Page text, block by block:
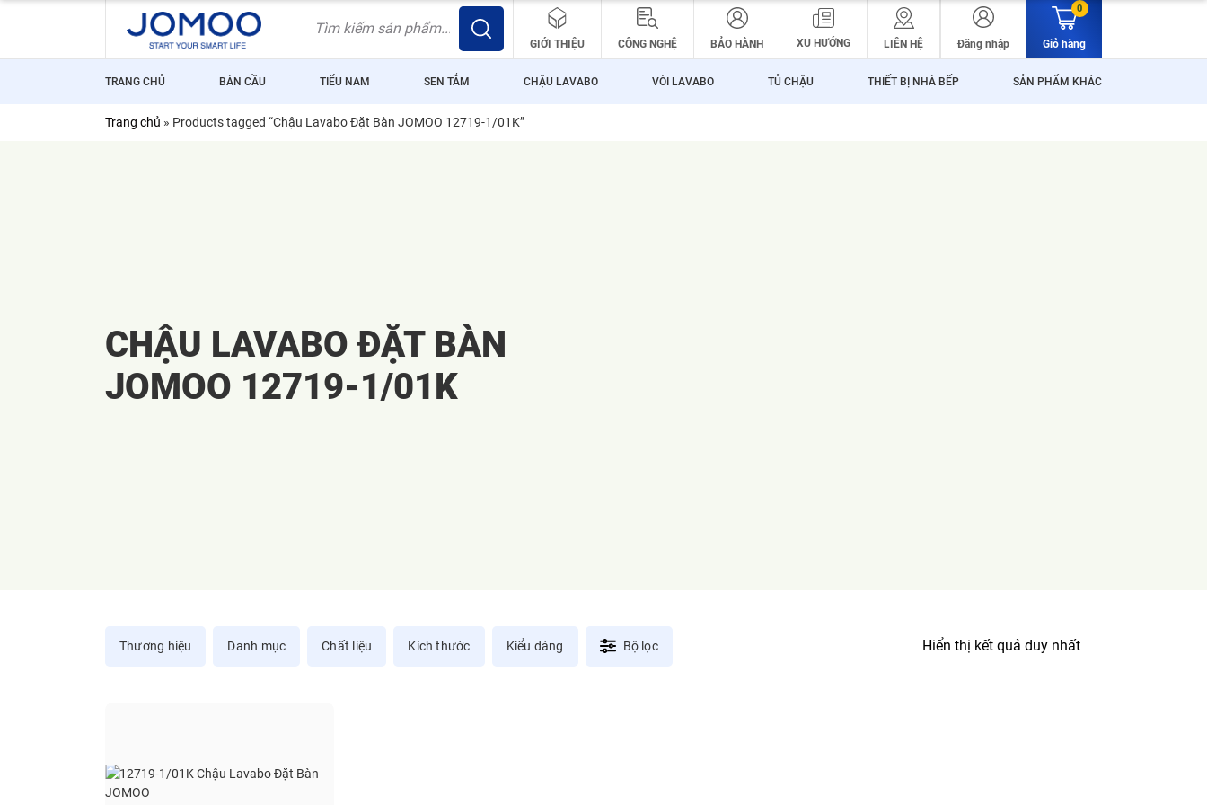
GIỚI THIỆU CÔNG NGHỆ BẢO HÀNH XU HƯỚNG LIÊN HỆ Đăng nhập
0
Giỏ hàng
TRANG CHỦ BÀN CẦU TIỂU NAM SEN TẮM CHẬU LAVABO VÒI LAVABO TỦ CHẬU THIẾT BỊ NHÀ BẾP SẢN PHẨM KHÁC
Trang chủ » Products tagged “Chậu Lavabo Đặt Bàn JOMOO 12719-1/01K”
CHẬU LAVABO ĐẶT BÀN
JOMOO 12719-1/01K
Thương hiệu Danh mục Chất liệu Kích thước Kiểu dáng Bộ lọc Hiển thị kết quả duy nhất